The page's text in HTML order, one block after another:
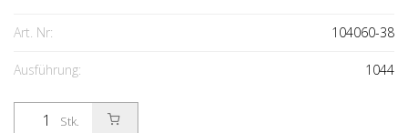
Art. Nr: 104060-38
Ausführung: 1044
Stk.